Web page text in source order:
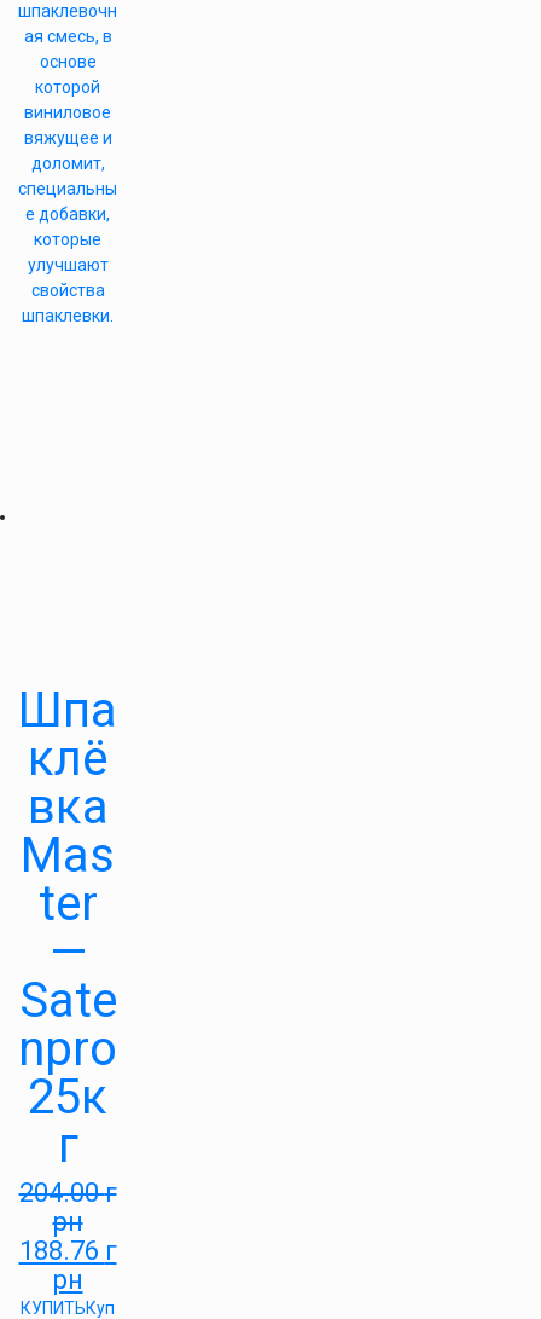
шпаклевочн
ая смесь, в
основе
которой
виниловое
вяжущее и
доломит,
специальны
е добавки,
которые
улучшают
свойства
шпаклевки.
Шпа
клё
вка
Mas
ter
—
Sate
npro
25к
г
204.00г
рн
188.76 г
рн
КУПИТЬКуп